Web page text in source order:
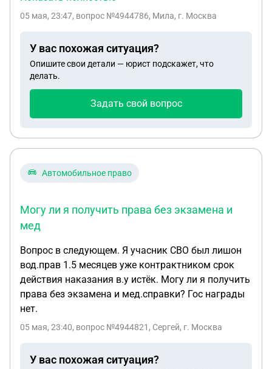
официально, как я могу получить деньги с
05 мая, 23:47, вопрос №4944786, Мила, г. Москва
У вас похожая ситуация?
Опишите свои детали — юрист подскажет, что
делать.
Задать свой вопрос
Автомобильное право
Могу ли я получить права без экзамена и
мед
Вопрос в следующем. Я учасник СВО был лишон
вод.прав 1.5 месяцев уже контрактником срок
действия наказания в.у истёк. Могу ли я получить
права без экзамена и мед.справки? Гос награды
нет.
05 мая, 23:40, вопрос №4944821, Сергей, г. Москва
У вас похожая ситуация?